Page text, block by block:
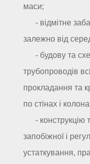
маси;
- відмітне
залежно від
- будову та
трубопроводів
прокладання та
по стінах і
- конструкцію
запобіжної і
устаткування,